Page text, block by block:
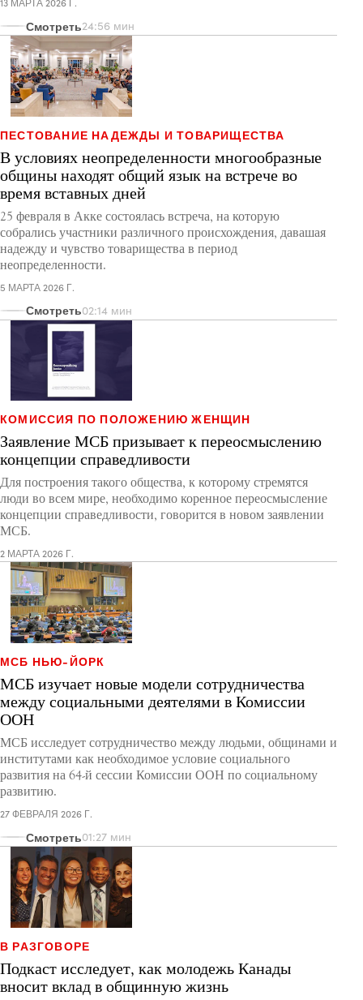
Смотреть24:56 мин
ПЕСТОВАНИЕ НАДЕЖДЫ И ТОВАРИЩЕСТВА
В условиях неопределенности многообразные
общины находят общий язык на встрече во
время вставных дней
25 февраля в Акке состоялась встреча, на которую
собрались участники различного происхождения, давашая
надежду и чувство товарищества в период
неопределенности.
5 МАРТА 2026 Г.
Смотреть02:14 мин
КОМИССИЯ ПО ПОЛОЖЕНИЮ ЖЕНЩИН
Заявление МСБ призывает к переосмыслению
концепции справедливости
Для построения такого общества, к которому стремятся
люди во всем мире, необходимо коренное переосмысление
концепции справедливости, говорится в новом заявлении
МСБ.
2 МАРТА 2026 Г.
МСБ НЬЮ-ЙОРК
МСБ изучает новые модели сотрудничества
между социальными деятелями в Комиссии
ООН
МСБ исследует сотрудничество между людьми, общинами и
институтами как необходимое условие социального
развития на 64-й сессии Комиссии ООН по социальному
развитию.
27 ФЕВРАЛЯ 2026 Г.
Смотреть01:27 мин
В РАЗГОВОРЕ
Подкаст исследует, как молодежь Канады
вносит вклад в общинную жизнь